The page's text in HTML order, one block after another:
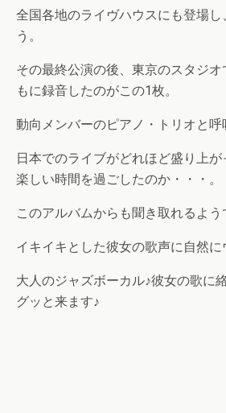
全国各地のライヴハウスにも登場
う。
その最終公演の後、東京のスタジオ
もに録音したのがこの1枚。
動向メンバーのピアノ・トリオと呼
日本でのライブがどれほど盛り上
楽しい時間を過ごしたのか・・・。
このアルバムからも聞き取れるよう
イキイキとした彼女の歌声に自然に
大人のジャズボーカル♪彼女の歌に
グッと来ます♪